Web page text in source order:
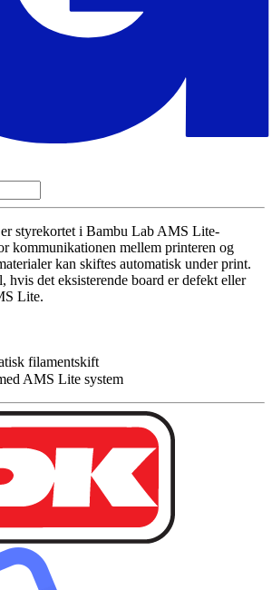
styrekortet i Bambu Lab AMS Lite-
kommunikationen mellem printeren og
kan skiftes automatisk under print.
hvis det eksisterende board er defekt eller
Lite.
filamentskift
AMS Lite system